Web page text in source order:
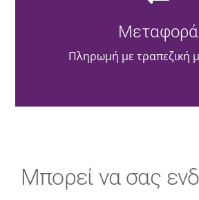
Μεταφορά
Πληρωμή με τραπεζική
Μπορεί να σας